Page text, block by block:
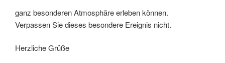
ganz besonderen Atmosphäre erleben können.
Verpassen Sie dieses besondere Ereignis nicht.
Herzliche Grüße